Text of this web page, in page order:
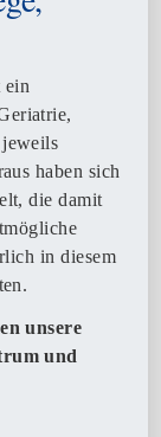
ein
haben sich
die damit
in diesem
unsere
und